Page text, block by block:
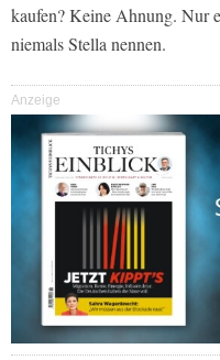
kaufen? Keine Ahnung. Nur
niemals Stella nennen.
Anzeige